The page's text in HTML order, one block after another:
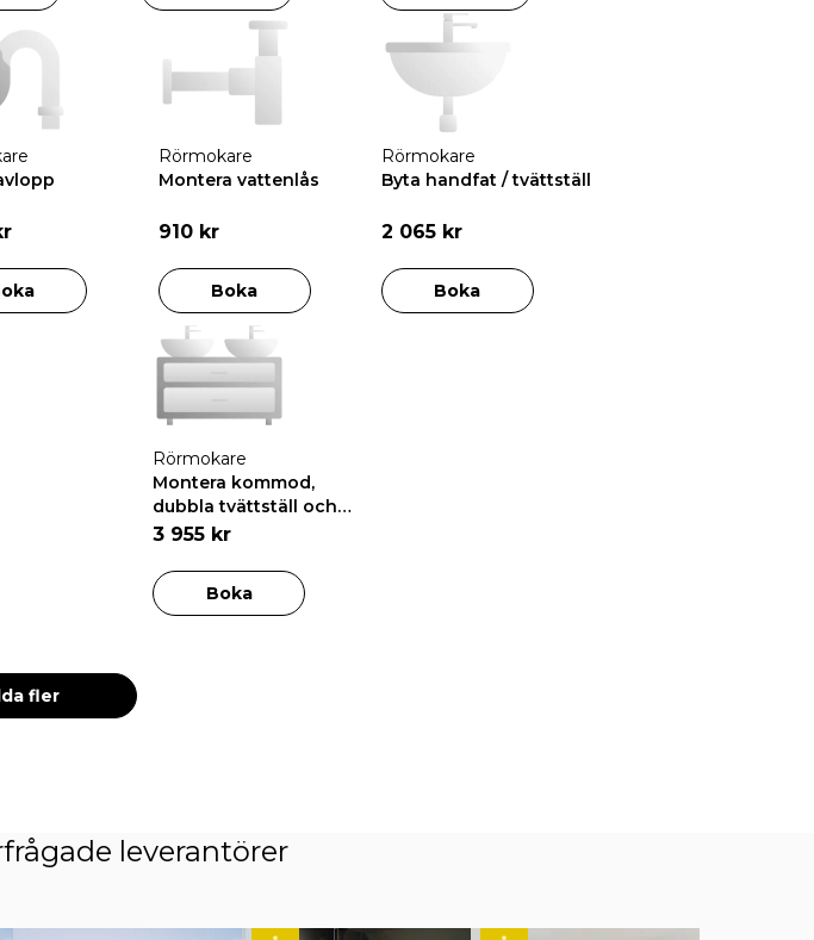
Rörmokare
Montera vattenlås
910 kr
Boka
Rörmokare
Byta handfat / tvättställ
2 065 kr
Boka
Rörmokare
Montera kommod,
dubbla tvättställ och
blandare
3 955 kr
Boka
fler
leverantörer